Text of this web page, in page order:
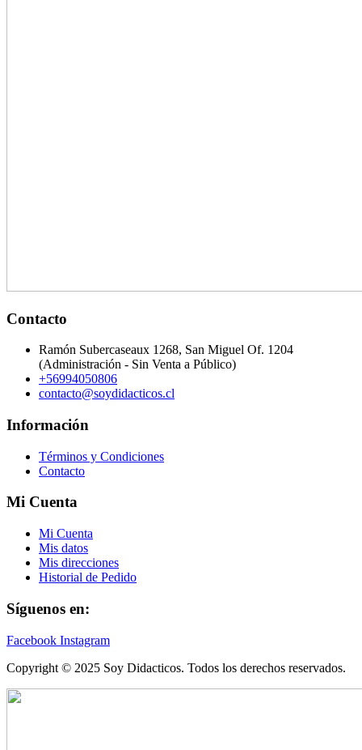
Contacto
Ramón Subercaseaux 1268, San Miguel Of. 1204
(Administración - Sin Venta a Público)
+56994050806
contacto@soydidacticos.cl
Información
Términos y Condiciones
Contacto
Mi Cuenta
Mi Cuenta
Mis datos
Mis direcciones
Historial de Pedido
Síguenos en:
Facebook Instagram
Copyright © 2025 Soy Didacticos. Todos los derechos reservados.